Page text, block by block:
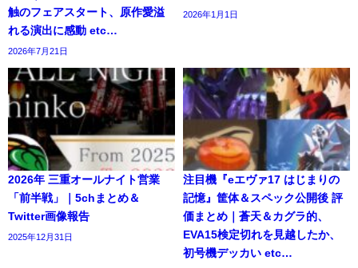
触のフェアスタート、原作愛溢
れる演出に感動 etc…
2026年7月21日
2026年1月1日
2026年 三重オールナイト営業
「前半戦」｜5chまとめ＆
Twitter画像報告
2025年12月31日
注目機『eエヴァ17 はじまりの
記憶』筐体＆スペック公開後 評
価まとめ｜蒼天＆カグラ的、
EVA15検定切れを見越したか、
初号機デッカい etc…